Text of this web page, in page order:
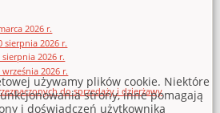
2026 r.
sierpnia 2026 r.
2026 r.
2026 r.
do sprzedaży i dzierżawy
używamy plików cookie. Niektóre
strony, inne pomagają
i doświadczeń użytkownika